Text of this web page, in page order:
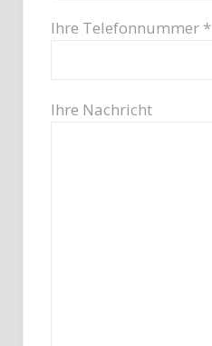
Ihre Telefonnummer *
Ihre Nachricht